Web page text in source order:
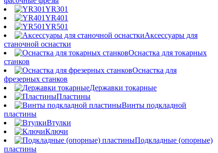
YR301
YR401
YR501
Аксессуары для
станочной оснастки
Оснастка для токарных
станков
Оснастка для
фрезерных станков
Державки токарные
Пластины
Винты подкладной
пластины
Втулки
Ключи
Подкладные (опорные)
пластины